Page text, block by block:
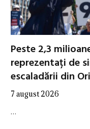
Peste 2,3
reprezentați de
escaladării din
7 august 2026
…